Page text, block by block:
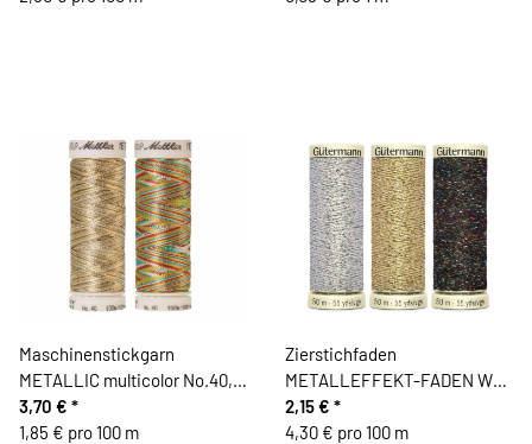
Maschinenstickgarn
METALLIC multicolor No.40,
Mettler
3,70 € *
1,85 € pro 100 m
Zierstichfaden
METALLEFFEKT-FADEN W
331, Gütermann
2,15 € *
4,30 € pro 100 m